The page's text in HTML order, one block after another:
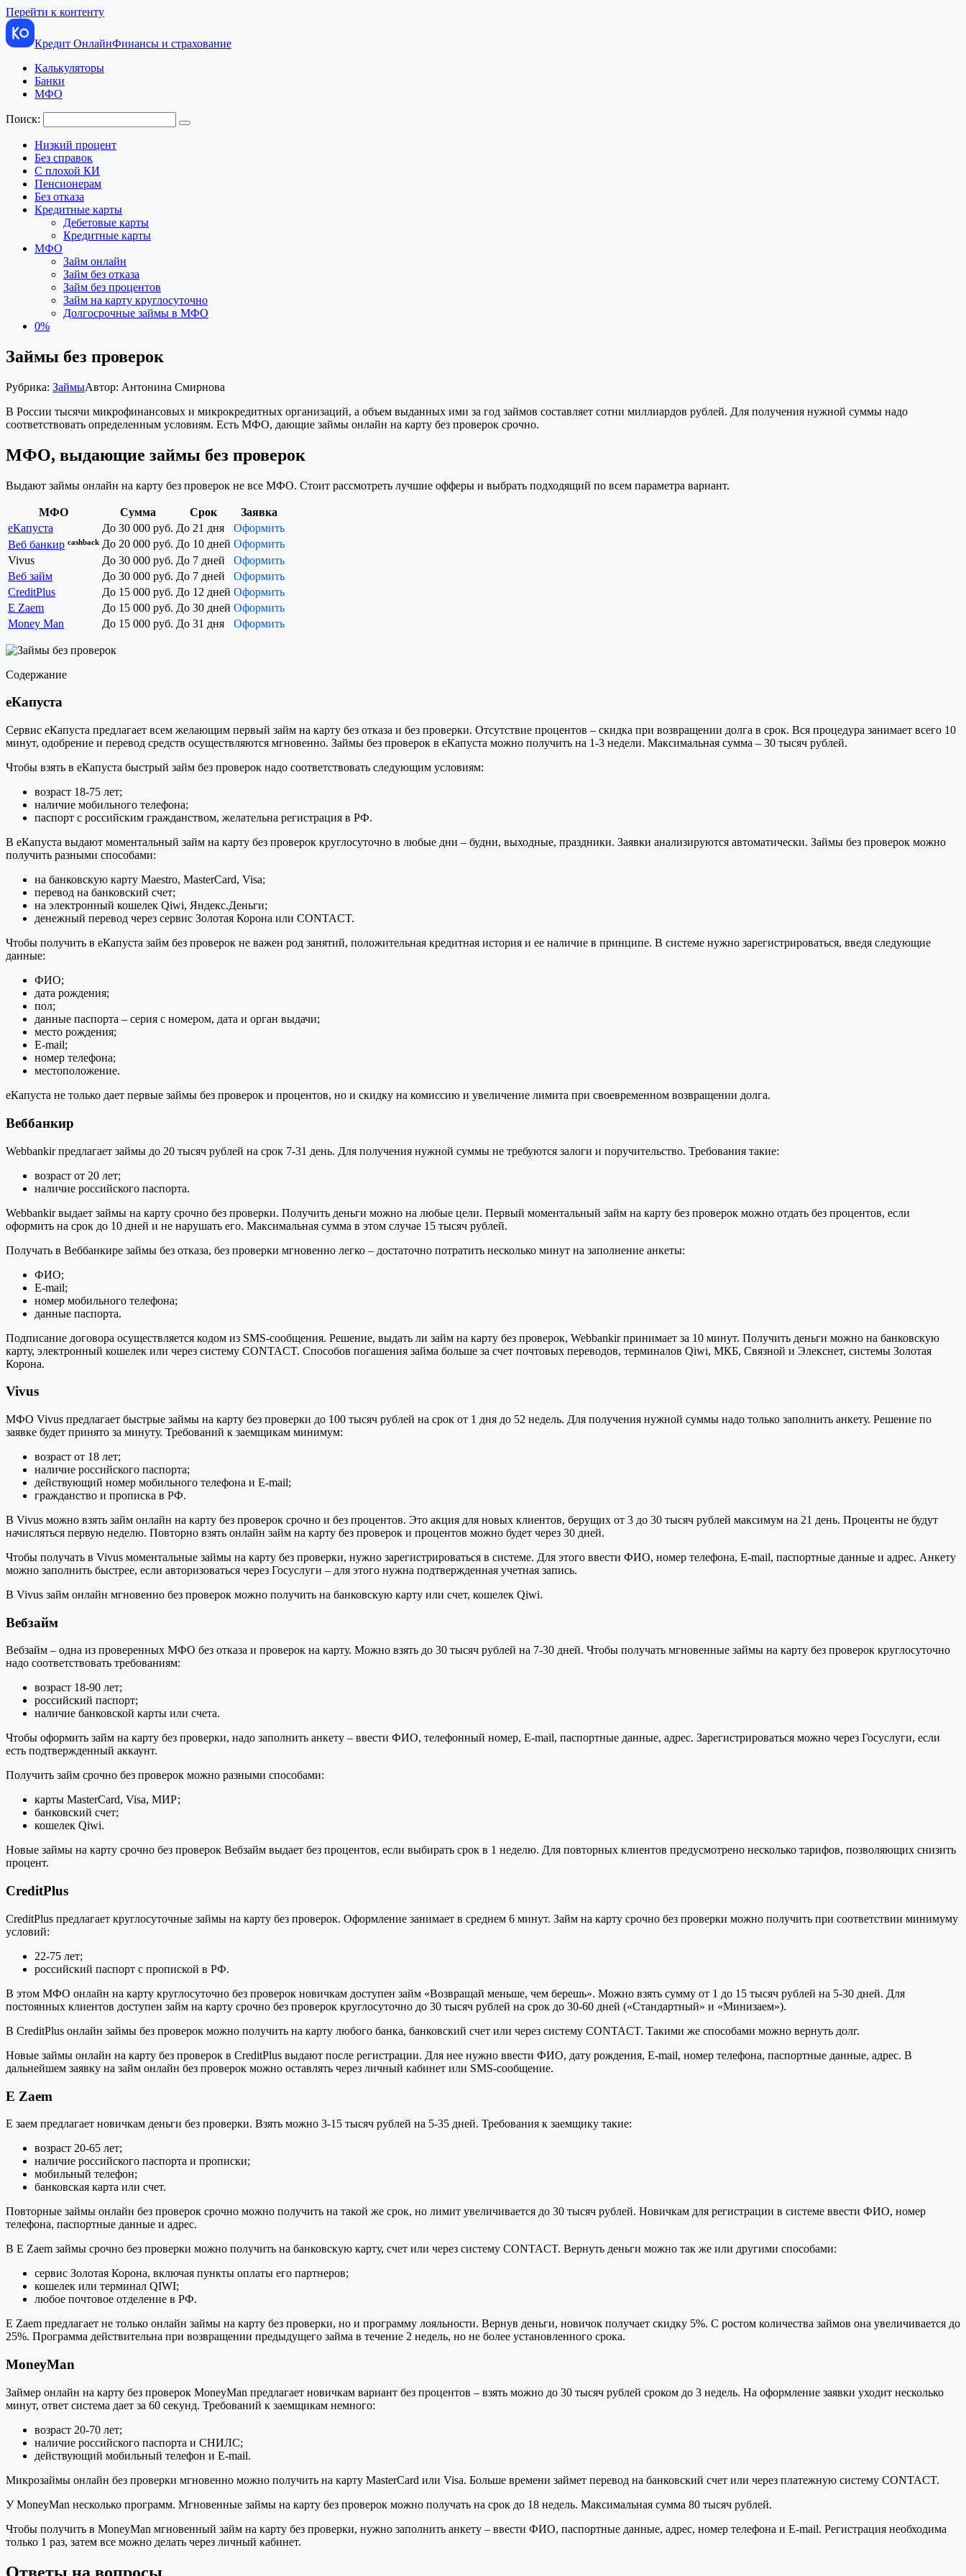
Перейти к контенту
Кредит ОнлайнФинансы и страхование
Калькуляторы
Банки
МФО
Поиск:
Низкий процент
Без справок
С плохой КИ
Пенсионерам
Без отказа
Кредитные карты
Дебетовые карты
Кредитные карты
МФО
Займ онлайн
Займ без отказа
Займ без процентов
Займ на карту круглосуточно
Долгосрочные займы в МФО
0%
Займы без проверок
Рубрика: ЗаймыАвтор: Антонина Смирнова
В России тысячи микрофинансовых и микрокредитных организаций, а объем выданных ими за год займов составляет сотни миллиардов рублей. Для получения нужной суммы надо
соответствовать определенным условиям. Есть МФО, дающие займы онлайн на карту без проверок срочно.
МФО, выдающие займы без проверок
Выдают займы онлайн на карту без проверок не все МФО. Стоит рассмотреть лучшие офферы и выбрать подходящий по всем параметра вариант.
МФО Сумма Срок
Заявка
еКапуста
До 30 000 руб. До 21 дня
Оформить
Веб банкир cashback До 20 000 руб. До 10 дней Оформить
Vivus
До 30 000 руб. До 7 дней
Оформить
Веб займ
До 30 000 руб. До 7 дней
Оформить
CreditPlus
До 15 000 руб. До 12 дней Оформить
E Zaem
До 15 000 руб. До 30 дней Оформить
Money Man
До 15 000 руб. До 31 дня Оформить
Содержание
eКапуста
Сервис eКапуста предлагает всем желающим первый займ на карту без отказа и без проверки. Отсутствие процентов – скидка при возвращении долга в срок. Вся процедура занимает всего 10
минут, одобрение и перевод средств осуществляются мгновенно. Займы без проверок в eКапуста можно получить на 1-3 недели. Максимальная сумма – 30 тысяч рублей.
Чтобы взять в eКапуста быстрый займ без проверок надо соответствовать следующим условиям:
возраст 18-75 лет;
наличие мобильного телефона;
паспорт с российским гражданством, желательна регистрация в РФ.
В eКапуста выдают моментальный займ на карту без проверок круглосуточно в любые дни – будни, выходные, праздники. Заявки анализируются автоматически. Займы без проверок можно
получить разными способами:
на банковскую карту Maestro, MasterCard, Visa;
перевод на банковский счет;
на электронный кошелек Qiwi, Яндекс.Деньги;
денежный перевод через сервис Золотая Корона или CONTACT.
Чтобы получить в eКапуста займ без проверок не важен род занятий, положительная кредитная история и ее наличие в принципе. В системе нужно зарегистрироваться, введя следующие
данные:
ФИО;
дата рождения;
пол;
данные паспорта – серия с номером, дата и орган выдачи;
место рождения;
E-mail;
номер телефона;
местоположение.
eКапуста не только дает первые займы без проверок и процентов, но и скидку на комиссию и увеличение лимита при своевременном возвращении долга.
Веббанкир
Webbankir предлагает займы до 20 тысяч рублей на срок 7-31 день. Для получения нужной суммы не требуются залоги и поручительство. Требования такие:
возраст от 20 лет;
наличие российского паспорта.
Webbankir выдает займы на карту срочно без проверки. Получить деньги можно на любые цели. Первый моментальный займ на карту без проверок можно отдать без процентов, если
оформить на срок до 10 дней и не нарушать его. Максимальная сумма в этом случае 15 тысяч рублей.
Получать в Веббанкире займы без отказа, без проверки мгновенно легко – достаточно потратить несколько минут на заполнение анкеты:
ФИО;
E-mail;
номер мобильного телефона;
данные паспорта.
Подписание договора осуществляется кодом из SMS-сообщения. Решение, выдать ли займ на карту без проверок, Webbankir принимает за 10 минут. Получить деньги можно на банковскую
карту, электронный кошелек или через систему CONTACT. Способов погашения займа больше за счет почтовых переводов, терминалов Qiwi, МКБ, Связной и Элекснет, системы Золотая
Корона.
Vivus
МФО Vivus предлагает быстрые займы на карту без проверки до 100 тысяч рублей на срок от 1 дня до 52 недель. Для получения нужной суммы надо только заполнить анкету. Решение по
заявке будет принято за минуту. Требований к заемщикам минимум:
возраст от 18 лет;
наличие российского паспорта;
действующий номер мобильного телефона и E-mail;
гражданство и прописка в РФ.
В Vivus можно взять займ онлайн на карту без проверок срочно и без процентов. Это акция для новых клиентов, берущих от 3 до 30 тысяч рублей максимум на 21 день. Проценты не будут
начисляться первую неделю. Повторно взять онлайн займ на карту без проверок и процентов можно будет через 30 дней.
Чтобы получать в Vivus моментальные займы на карту без проверки, нужно зарегистрироваться в системе. Для этого ввести ФИО, номер телефона, E-mail, паспортные данные и адрес. Анкету
можно заполнить быстрее, если авторизоваться через Госуслуги – для этого нужна подтвержденная учетная запись.
В Vivus займ онлайн мгновенно без проверок можно получить на банковскую карту или счет, кошелек Qiwi.
Вебзайм
Вебзайм – одна из проверенных МФО без отказа и проверок на карту. Можно взять до 30 тысяч рублей на 7-30 дней. Чтобы получать мгновенные займы на карту без проверок круглосуточно
надо соответствовать требованиям:
возраст 18-90 лет;
российский паспорт;
наличие банковской карты или счета.
Чтобы оформить займ на карту без проверки, надо заполнить анкету – ввести ФИО, телефонный номер, E-mail, паспортные данные, адрес. Зарегистрироваться можно через Госуслуги, если
есть подтвержденный аккаунт.
Получить займ срочно без проверок можно разными способами:
карты MasterCard, Visa, МИР;
банковский счет;
кошелек Qiwi.
Новые займы на карту срочно без проверок Вебзайм выдает без процентов, если выбирать срок в 1 неделю. Для повторных клиентов предусмотрено несколько тарифов, позволяющих снизить
процент.
CreditPlus
CreditPlus предлагает круглосуточные займы на карту без проверок. Оформление занимает в среднем 6 минут. Займ на карту срочно без проверки можно получить при соответствии минимуму
условий:
22-75 лет;
российский паспорт с пропиской в РФ.
В этом МФО онлайн на карту круглосуточно без проверок новичкам доступен займ «Возвращай меньше, чем берешь». Можно взять сумму от 1 до 15 тысяч рублей на 5-30 дней. Для
постоянных клиентов доступен займ на карту срочно без проверок круглосуточно до 30 тысяч рублей на срок до 30-60 дней («Стандартный» и «Минизаем»).
В CreditPlus онлайн займы без проверок можно получить на карту любого банка, банковский счет или через систему CONTACT. Такими же способами можно вернуть долг.
Новые займы онлайн на карту без проверок в CreditPlus выдают после регистрации. Для нее нужно ввести ФИО, дату рождения, E-mail, номер телефона, паспортные данные, адрес. В
дальнейшем заявку на займ онлайн без проверок можно оставлять через личный кабинет или SMS-сообщение.
E Zaem
E заем предлагает новичкам деньги без проверки. Взять можно 3-15 тысяч рублей на 5-35 дней. Требования к заемщику такие:
возраст 20-65 лет;
наличие российского паспорта и прописки;
мобильный телефон;
банковская карта или счет.
Повторные займы онлайн без проверок срочно можно получить на такой же срок, но лимит увеличивается до 30 тысяч рублей. Новичкам для регистрации в системе ввести ФИО, номер
телефона, паспортные данные и адрес.
В E Zaem займы срочно без проверки можно получить на банковскую карту, счет или через систему CONTACT. Вернуть деньги можно так же или другими способами:
сервис Золотая Корона, включая пункты оплаты его партнеров;
кошелек или терминал QIWI;
любое почтовое отделение в РФ.
E Zaem предлагает не только онлайн займы на карту без проверки, но и программу лояльности. Вернув деньги, новичок получает скидку 5%. С ростом количества займов она увеличивается до
25%. Программа действительна при возвращении предыдущего займа в течение 2 недель, но не более установленного срока.
MoneyMan
Займер онлайн на карту без проверок MoneyMan предлагает новичкам вариант без процентов – взять можно до 30 тысяч рублей сроком до 3 недель. На оформление заявки уходит несколько
минут, ответ система дает за 60 секунд. Требований к заемщикам немного:
возраст 20-70 лет;
наличие российского паспорта и СНИЛС;
действующий мобильный телефон и E-mail.
Микрозаймы онлайн без проверки мгновенно можно получить на карту MasterCard или Visa. Больше времени займет перевод на банковский счет или через платежную систему CONTACT.
У MoneyMan несколько программ. Мгновенные займы на карту без проверок можно получать на срок до 18 недель. Максимальная сумма 80 тысяч рублей.
Чтобы получить в MoneyMan мгновенный займ на карту без проверки, нужно заполнить анкету – ввести ФИО, паспортные данные, адрес, номер телефона и E-mail. Регистрация необходима
только 1 раз, затем все можно делать через личный кабинет.
Ответы на вопросы